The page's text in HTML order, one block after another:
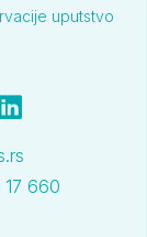
uputstvo
17 660